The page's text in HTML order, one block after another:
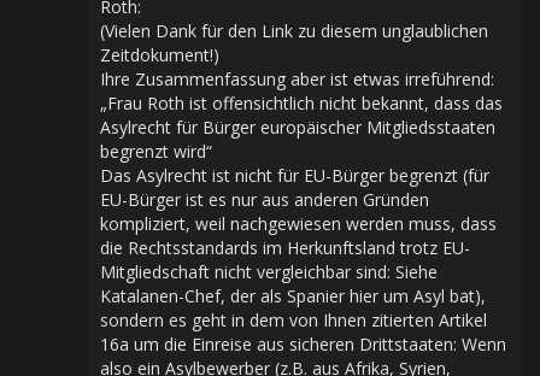
Roth:
(Vielen Dank für den Link zu diesem unglaublichen
Zeitdokument!)
Ihre Zusammenfassung aber ist etwas irreführend:
„Frau Roth ist offensichtlich nicht bekannt, dass das
Asylrecht für Bürger europäischer Mitgliedsstaaten
begrenzt wird“
Das Asylrecht ist nicht für EU-Bürger begrenzt (für
EU-Bürger ist es nur aus anderen Gründen
kompliziert, weil nachgewiesen werden muss, dass
die Rechtsstandards im Herkunftsland trotz EU-
Mitgliedschaft nicht vergleichbar sind: Siehe
Katalanen-Chef, der als Spanier hier um Asyl bat),
sondern es geht in dem von Ihnen zitierten Artikel
16a um die Einreise aus sicheren Drittstaaten: Wenn
also ein Asylbewerber (z.B. aus Afrika, Syrien,